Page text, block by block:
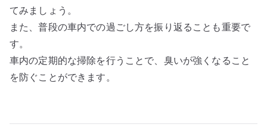
てみましょう。
また、普段の車内での過ごし方を振り返ることも重要で
す。
車内の定期的な掃除を行うことで、臭いが強くなること
を防ぐことができます。